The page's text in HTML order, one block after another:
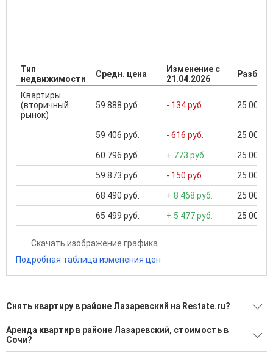
Тип
недвижимости
Средн. цена
Изменение с
21.04.2026
Квартиры
(вторичный
рынок)
59 888 руб. - 134 руб. 25 000
59 406 руб. - 616 руб. 25 000
60 796 руб. + 773 руб. 25 000
59 873 руб. - 150 руб. 25 000
68 490 руб. + 8 468 руб. 25 000
65 499 руб. + 5 477 руб. 25 000
Скачать изображение графика
Подробная таблица изменения цен
Снять квартиру в районе Лазаревский на Restate.ru?
Поможем Снять квартиру в районе Лазаревский?
31 актуальное и проверенное объявление
Аренда квартир в районе Лазаревский, стоимость в
Сочи?